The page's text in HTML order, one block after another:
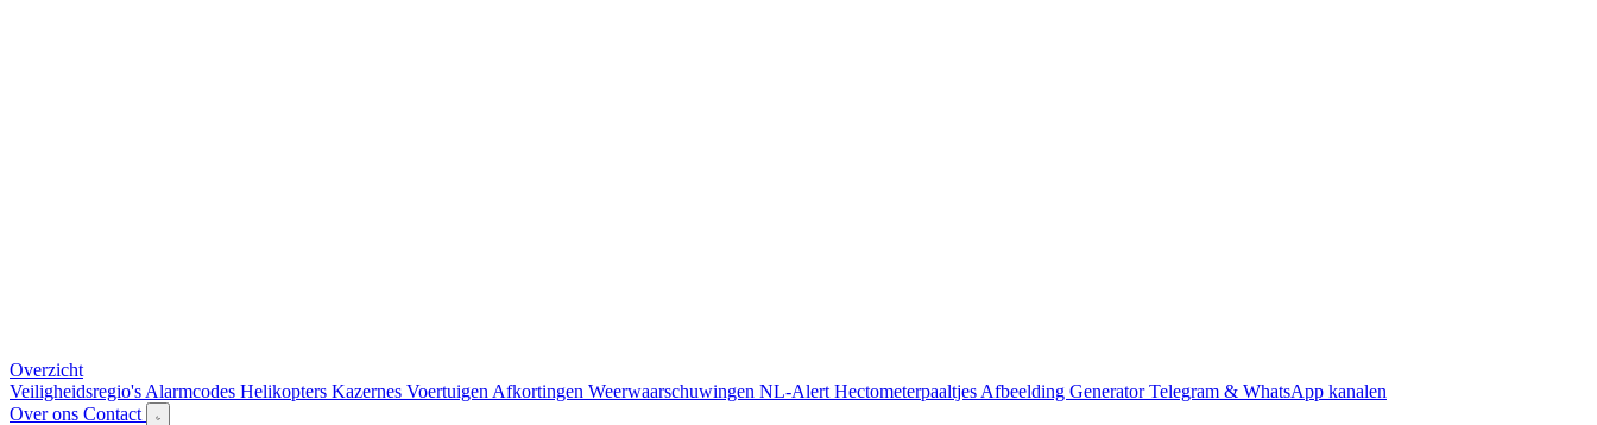
Overzicht
Veiligheidsregio's Alarmcodes Helikopters Kazernes Voertuigen Afkortingen Weerwaarschuwingen NL-Alert Hectometerpaaltjes Afbeelding GeneratorTelegram & WhatsApp kanalen
Over ons Contact